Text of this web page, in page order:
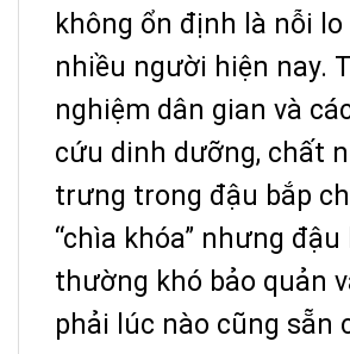
không ổn định là nỗi
nhiều người hiện nay.
nghiệm dân gian và
cứu dinh dưỡng, chất
trưng trong đậu bắp
“chìa khóa” nhưng
thường khó bảo quản
phải lúc nào cũng sẵn